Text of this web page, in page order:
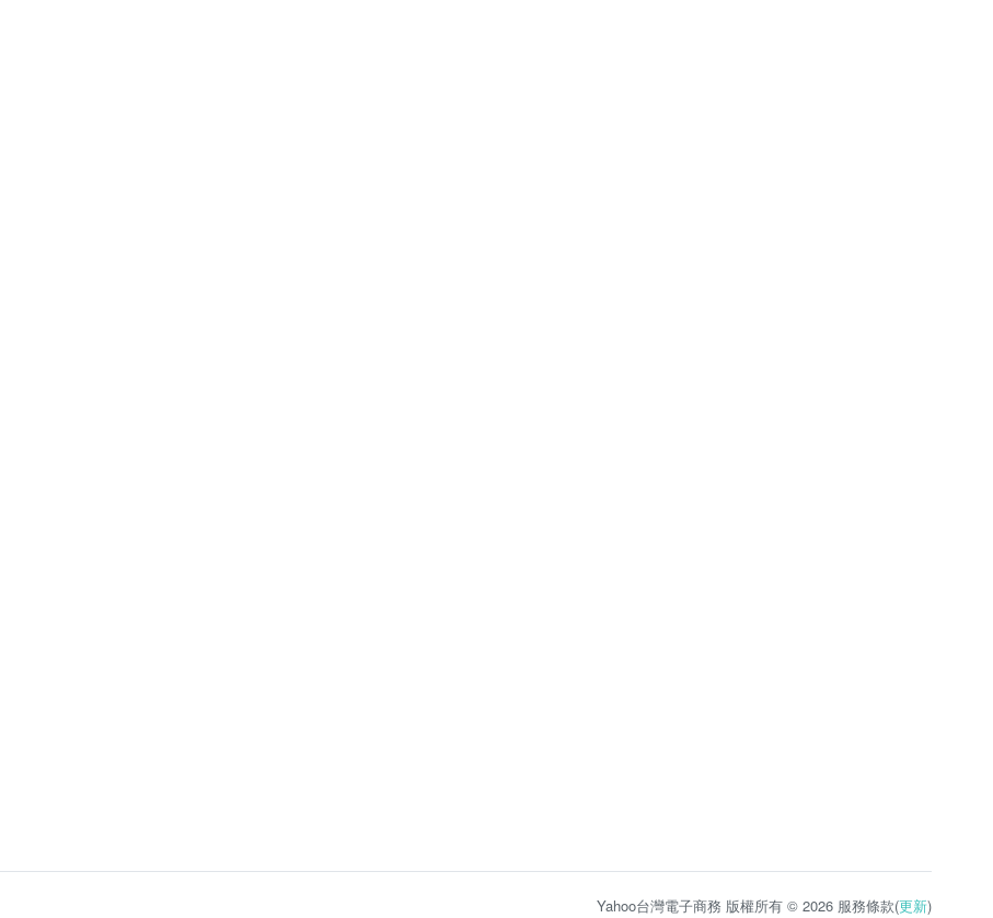
Yahoo台灣電子商務 版權所有 © 2026 服務條款(更新)